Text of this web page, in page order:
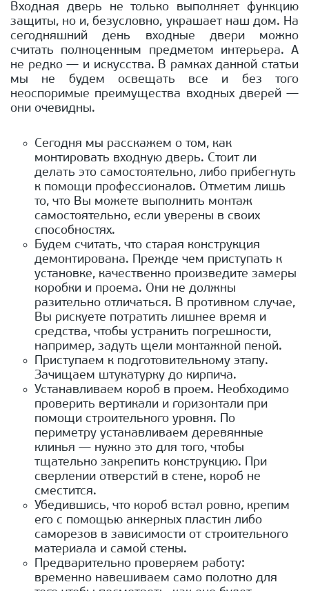
Входная дверь не только выполняет функцию
защиты, но и, безусловно, украшает наш дом. На
сегодняшний день входные двери можно
считать полноценным предметом интерьера. А
не редко — и искусства. В рамках данной статьи
мы не будем освещать все и без того
неоспоримые преимущества входных дверей —
они очевидны.
Сегодня мы расскажем о том, как
монтировать входную дверь. Стоит ли
делать это самостоятельно, либо прибегнуть
к помощи профессионалов. Отметим лишь
то, что Вы можете выполнить монтаж
самостоятельно, если уверены в своих
способностях.
Будем считать, что старая конструкция
демонтирована. Прежде чем приступать к
установке, качественно произведите замеры
коробки и проема. Они не должны
разительно отличаться. В противном случае,
Вы рискуете потратить лишнее время и
средства, чтобы устранить погрешности,
например, задуть щели монтажной пеной.
Приступаем к подготовительному этапу.
Зачищаем штукатурку до кирпича.
Устанавливаем короб в проем. Необходимо
проверить вертикали и горизонтали при
помощи строительного уровня. По
периметру устанавливаем деревянные
клинья — нужно это для того, чтобы
тщательно закрепить конструкцию. При
сверлении отверстий в стене, короб не
сместится.
Убедившись, что короб встал ровно, крепим
его с помощью анкерных пластин либо
саморезов в зависимости от строительного
материала и самой стены.
Предварительно проверяем работу:
временно навешиваем само полотно для